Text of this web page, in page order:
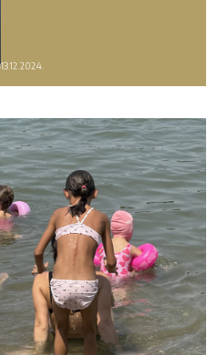
13.12.2024.